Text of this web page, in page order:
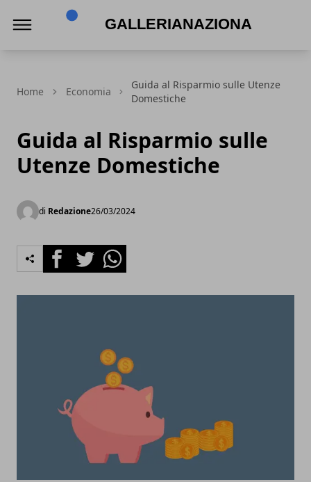
Home Economia
Guida al Risparmio sulle Utenze
Domestiche
Guida al Risparmio sulle
Utenze Domestiche
di Redazione26/03/2024
FacebookTwitterWhatsapp